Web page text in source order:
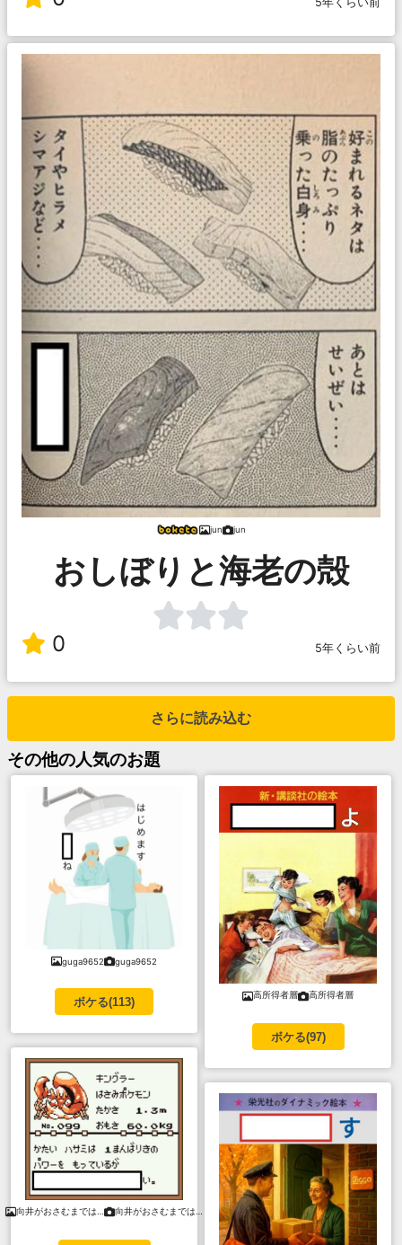
jun jun
おしぼりと海老の殻
0 5年くらい前
さらに読み込む
その他の人気のお題
guga9652 guga9652
ボケる(113)
向井がおさむまでは… 向井がおさむまでは…
高所得者層 高所得者層
ボケる(97)